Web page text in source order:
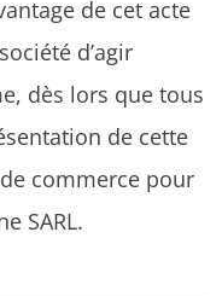
de cet acte
d’agir
dès lors que tous
de cette
commerce pour
SARL.